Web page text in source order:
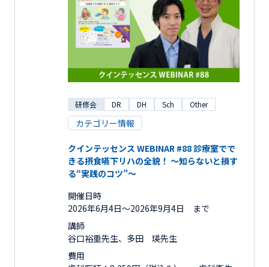
研修会 DR DH Sch Other
カテゴリー情報
クインテッセンス WEBINAR #88 診療室でで
きる摂食嚥下リハの全貌！ ～知らないと損す
る“実践のコツ”～
開催日時
2026年6月4日〜2026年9月4日 まで
講師
谷口裕重先生、多田 瑛先生
費用